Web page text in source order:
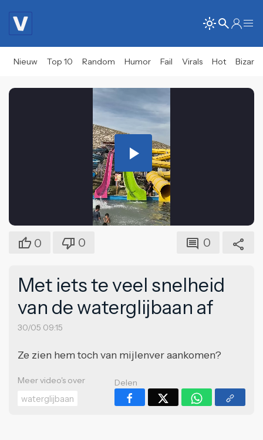
Nieuw Top 10 Random Humor Fail Virals Hot Bizar
Play
Video
0 0 0
Met iets te veel snelheid
van de waterglijbaan af
30/05 09:15
Ze zien hem toch van mijlenver aankomen?
Meer video's over
waterglijbaan
Delen